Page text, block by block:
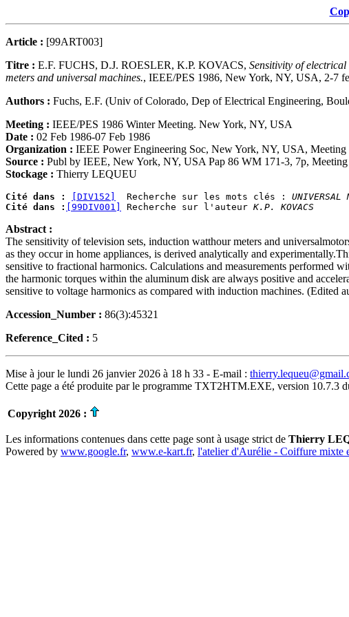
Article : [99ART003]
Titre : E.F. FUCHS, D.J. ROESLER, K.P. KOVACS, Sensitivity of
meters and universal machines., IEEE/PES 1986, New York, NY, USA, 2-7
Authors : Fuchs, E.F. (Univ of Colorado, Dep of Electrical Engineering,
Meeting : IEEE/PES 1986 Winter Meeting. New York, NY, USA
Date : 02 Feb 1986-07 Feb 1986
Organization : IEEE Power Engineering Soc, New York, NY, USA,
Source : Publ by IEEE, New York, NY, USA Pap 86 WM 171-3, 7p,
Stockage : Thierry LEQUEU
Cité dans : [DIV152]
  Recherche sur les mots clés :
UNIVERSAL
Cité dans :
[99DIV001] Recherche sur l'auteur K.P. KOVACS
Abstract :
The sensitivity of television sets, induction watthour meters and
as they occur in home appliances, is derived analytically and
sensitive to fractional harmonics. Calculations and measurements performed
the harmonic torques within the aluminum disk are always positive and
sensitive to voltage harmonics as compared with induction machines. (Edited
Accession_Number : 86(3):45321
Reference_Cited : 5
Mise à jour le lundi 26 janvier 2026 à 18 h 33 - E-mail :
Cette page a été produite par le programme TXT2HTM.EXE, version 10.7.3
Copyright 2026 :
Les informations contenues dans cette page sont à usage strict de Thierry
Powered by www.google.fr, www.e-kart.fr, l'atelier d'Aurélie - Coiffure mixte